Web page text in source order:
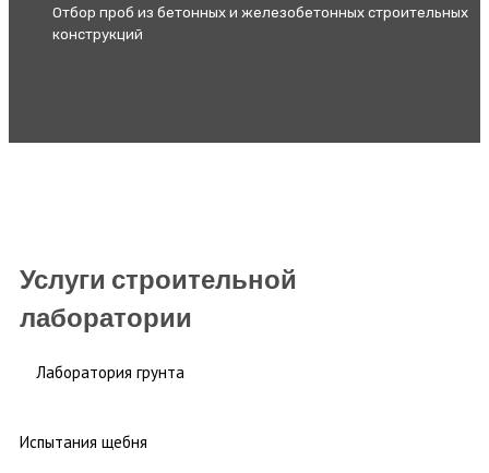
Отбор проб из бетонных и железобетонных строительных
конструкций
Услуги строительной
лаборатории
Лаборатория грунта
Испытания щебня